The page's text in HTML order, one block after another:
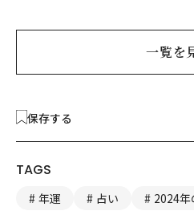
一覧を
保存する
TAGS
年運 占い 2024年